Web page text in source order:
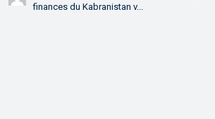
finances du Kabranistan v...